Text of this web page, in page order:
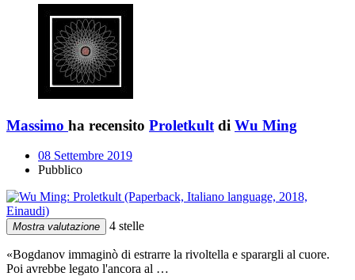
Massimo ha recensito Proletkult di Wu Ming
08 Settembre 2019
Pubblico
Mostra valutazione 4 stelle
«Bogdanov immaginò di estrarre la rivoltella e sparargli al cuore.
Poi avrebbe legato l'ancora al …